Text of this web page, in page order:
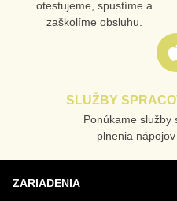
VAŠA OTÁZKA K PRODUKTU
otestujeme, spustíme a
zaškolíme obsluhu.
SLUŽBY
Ponúkame služby
plnenia
ZARIADENIA